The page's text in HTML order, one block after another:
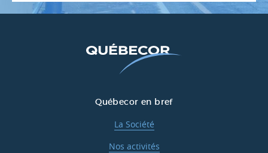
Québecor en bref
La Société
Nos activités